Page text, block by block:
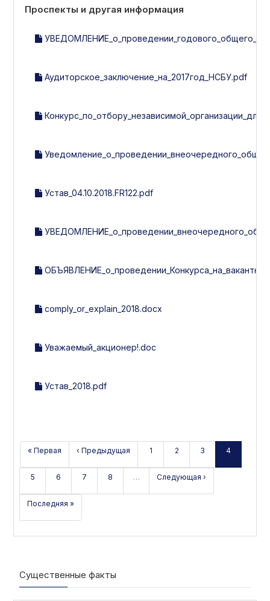
Проспекты и другая информация
Аудиторское_заключение_на_2017год_НСБУ.pdf
Устав_04.10.2018.FR122.pdf
comply_or_explain_2018.docx
Уважаемый_акционер!.doc
Устав_2018.pdf
« Первая ‹ Предыдущая 1 2 3 4
5 6 7 8 … Следующая ›
Последняя »
Существенные факты